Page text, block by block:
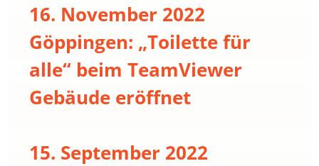
16. November 2022
Göppingen: „Toilette für
alle“ beim TeamViewer
Gebäude eröffnet
15. September 2022